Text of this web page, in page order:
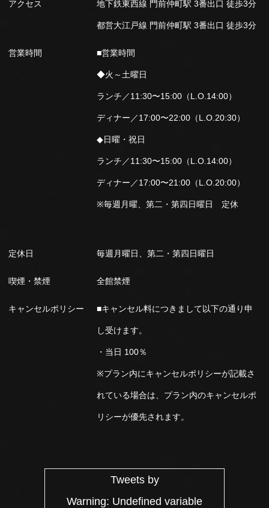
アクセス 地下鉄東西線 門前仲町駅 3番出口 徒歩3分
都営大江戸線 門前仲町駅 3番出口 徒歩3分
営業時間 ■営業時間
◆火～土曜日
ランチ／11:30〜15:00（L.O.14:00）
ディナー／17:00〜22:00（L.O.20:30）
◆日曜・祝日
ランチ／11:30〜15:00（L.O.14:00）
ディナー／17:00〜21:00（L.O.20:00）
※毎週月曜、第二・第四日曜日 定休
定休日 毎週月曜日、第二・第四日曜日
喫煙・禁煙 全館禁煙
キャンセルポリシー ■キャンセル料につきまして以下の通り申
し受けます。
・当日 100％
※プラン内にキャンセルポリシーが記載さ
れている場合は、プラン内のキャンセルポ
リシーが優先されます。
Tweets by
Warning: Undefined variable